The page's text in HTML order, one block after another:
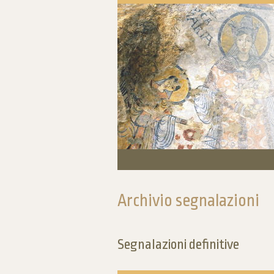
Archivio segnalazioni
Segnalazioni definitive